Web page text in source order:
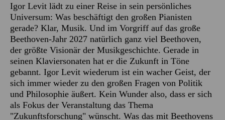
Igor Levit lädt zu einer Reise in sein persönliches
Universum: Was beschäftigt den großen Pianisten
gerade? Klar, Musik. Und im Vorgriff auf das große
Beethoven-Jahr 2027 natürlich ganz viel Beethoven,
der größte Visionär der Musikgeschichte. Gerade in
seinen Klaviersonaten hat er die Zukunft in Töne
gebannt. Igor Levit wiederum ist ein wacher Geist, der
sich immer wieder zu den großen Fragen von Politik
und Philosophie äußert. Kein Wunder also, dass er sich
als Fokus der Veranstaltung das Thema
"Zukunftsforschung" wünscht. Was das mit Beethovens